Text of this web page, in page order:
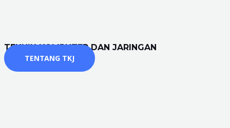
TEKNIK KOMPUTER DAN JARINGAN
TENTANG TKJ